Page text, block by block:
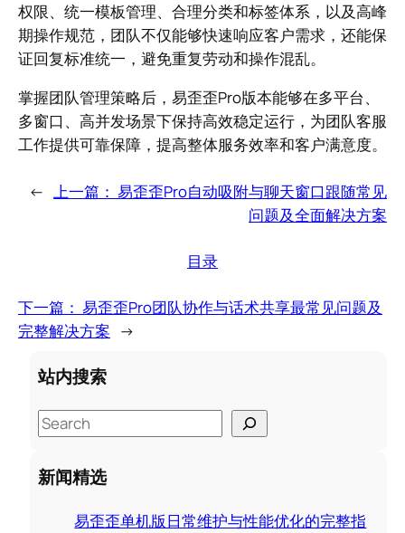
权限、统一模板管理、合理分类和标签体系，以及高峰
期操作规范，团队不仅能够快速响应客户需求，还能保
证回复标准统一，避免重复劳动和操作混乱。
掌握团队管理策略后，易歪歪Pro版本能够在多平台、
多窗口、高并发场景下保持高效稳定运行，为团队客服
工作提供可靠保障，提高整体服务效率和客户满意度。
← 上一篇： 易歪歪Pro自动吸附与聊天窗口跟随常见
问题及全面解决方案
目录
下一篇： 易歪歪Pro团队协作与话术共享最常见问题及
完整解决方案 →
站内搜索
S
e
a
r
新闻精选
易歪歪单机版日常维护与性能优化的完整指